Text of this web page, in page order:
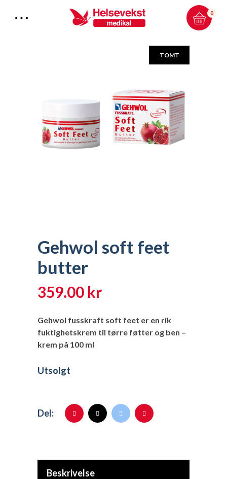
0
Total: 0.00
HANDLEKURV & KASSE
TOMT
Gehwol soft feet
butter
359.00 kr
Gehwol fusskraft soft feet er en rik
fuktighetskrem til tørre føtter og ben –
krem på 100 ml
Utsolgt
Del:
Beskrivelse